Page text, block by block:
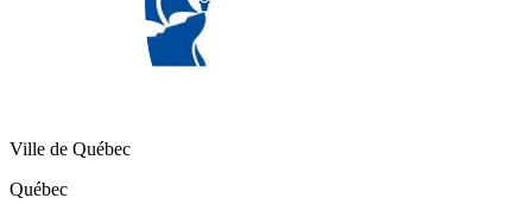
Ville de Québec
Québec